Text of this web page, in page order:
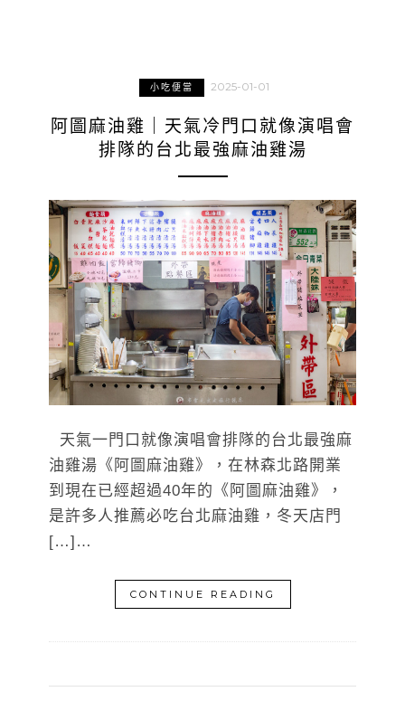
小吃便當 2025-01-01
阿圖麻油雞｜天氣冷門口就像演唱會
排隊的台北最強麻油雞湯
天氣一門口就像演唱會排隊的台北最強麻
油雞湯《阿圖麻油雞》，在林森北路開業
到現在已經超過40年的《阿圖麻油雞》，
是許多人推薦必吃台北麻油雞，冬天店門
[…]…
CONTINUE READING